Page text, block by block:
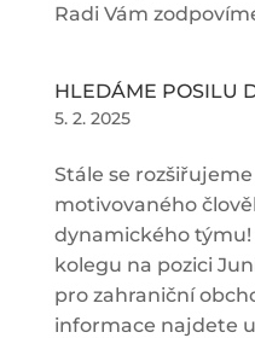
Radi Vám
HLEDÁME POSILU
5. 2. 2025
Stále se
motivovaného
dynamického
kolegu na pozici
pro zahraniční
informace najdete